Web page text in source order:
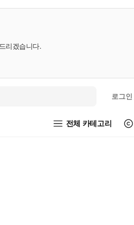
리겠습니다.
로그인
전체 카테고리